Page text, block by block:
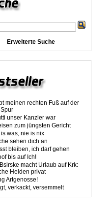
Erweiterte Suche
meinen rechten Fuß auf der
unser Kanzler war
zum jüngsten Gericht
is was, nie is nix
sehen dich an
bleiben, ich darf gehen
bis auf Ich!
macht Urlaub auf Krk:
Helden privat
Artgenosse!
verkackt, versemmelt